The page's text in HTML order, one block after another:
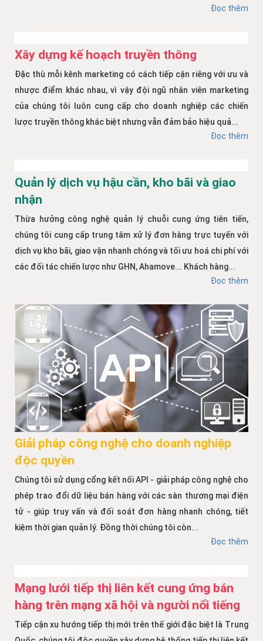
Đọc thêm
Xây dựng kế hoạch truyền thông
Đặc thù mỗi kênh marketing có cách tiếp cận riêng với ưu và
nhược điểm khác nhau, vì vậy đội ngũ nhân viên marketing
của chúng tôi luôn cung cấp cho doanh nghiệp các chiến
lược truyền thông khác biệt nhưng vẫn đảm bảo hiệu quả...
Đọc thêm
Quản lý dịch vụ hậu cần, kho bãi và giao
nhận
Thừa hưởng công nghệ quản lý chuỗi cung ứng tiên tiến,
chúng tôi cung cấp trung tâm xử lý đơn hàng trực tuyến với
dịch vụ kho bãi, giao vận nhanh chóng và tối ưu hoá chi phí với
các đối tác chiến lược như GHN, Ahamove... Khách hàng...
Đọc thêm
Giải pháp công nghệ cho doanh nghiệp
độc quyền
Chúng tôi sử dụng cổng kết nối API - giải pháp công nghệ cho
phép trao đổi dữ liệu bán hàng với các sàn thương mại điện
tử - giúp truy vấn và đối soát đơn hàng nhanh chóng, tiết
kiệm thời gian quản lý. Đồng thời chúng tôi còn...
Đọc thêm
Mạng lưới tiếp thị liên kết cung ứng bán
hàng trên mạng xã hội và người nổi tiếng
Tiếp cận xu hướng tiếp thị mới trên thế giới đặc biệt là Trung